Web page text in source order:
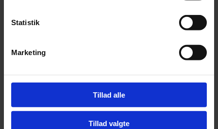
Statistik
Marketing
Tillad alle
Tillad valgte
Sporstoffer pr. kg
350 mg
Mangan som glycin-manganchelat-hydrat 3b506
106 mg
Teknologiske tilsætningsstoffer
Kiselgur (diatoméjord, renset) E551c